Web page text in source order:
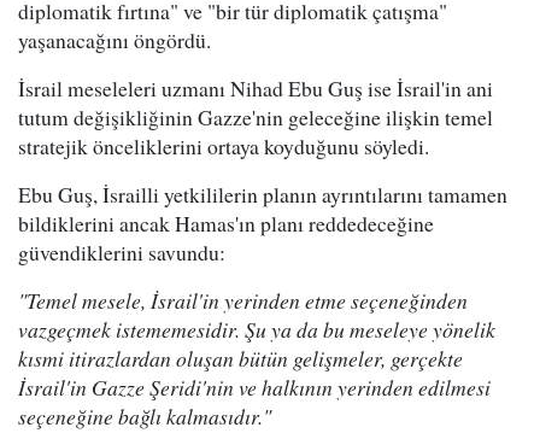
diplomatik fırtına" ve "bir tür diplomatik çatışma"
yaşanacağını öngördü.
İsrail meseleleri uzmanı Nihad Ebu Guş ise İsrail'in ani
tutum değişikliğinin Gazze'nin geleceğine ilişkin temel
stratejik önceliklerini ortaya koyduğunu söyledi.
Ebu Guş, İsrailli yetkililerin planın ayrıntılarını tamamen
bildiklerini ancak Hamas'ın planı reddedeceğine
güvendiklerini savundu:
"Temel mesele, İsrail'in yerinden etme seçeneğinden
vazgeçmek istememesidir. Şu ya da bu meseleye yönelik
kısmi itirazlardan oluşan bütün gelişmeler, gerçekte
İsrail'in Gazze Şeridi'nin ve halkının yerinden edilmesi
seçeneğine bağlı kalmasıdır."